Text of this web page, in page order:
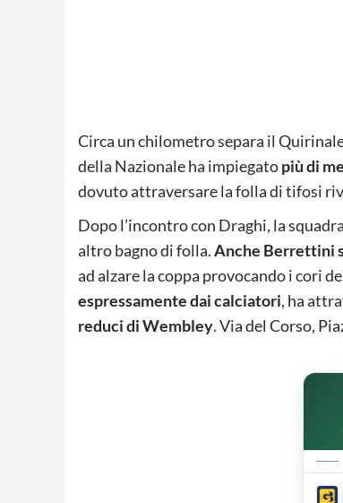
Circa un chilometro separa il
della Nazionale ha impiegatopiù di
dovuto attraversare la folla di tifosi
Dopo l’incontro con Draghi, la
altro bagno di folla.Anche Berrettini
ad alzare la coppa provocando i cori
espressamente dai calciatori, ha
reduci di Wembley. Via del Corso,